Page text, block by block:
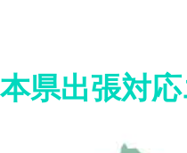
県出張対